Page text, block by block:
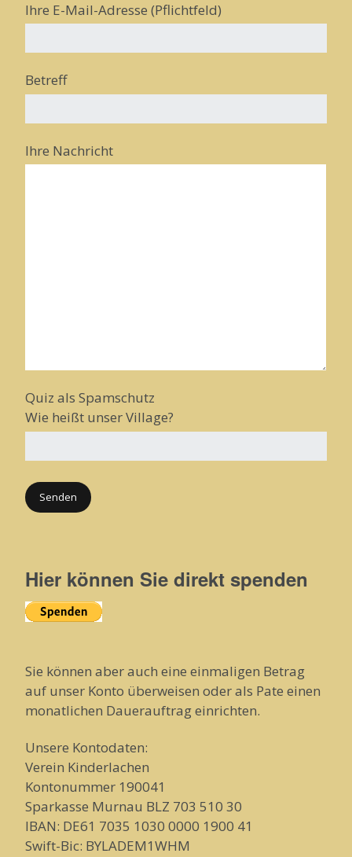
Ihre E-Mail-Adresse (Pflichtfeld)
Betreff
Ihre Nachricht
Quiz als Spamschutz
Wie heißt unser Village?
Hier können Sie direkt spenden
Sie können aber auch eine einmaligen Betrag
auf unser Konto überweisen oder als Pate einen
monatlichen Dauerauftrag einrichten.
Unsere Kontodaten:
Verein Kinderlachen
Kontonummer 190041
Sparkasse Murnau BLZ 703 510 30
IBAN: DE61 7035 1030 0000 1900 41
Swift-Bic: BYLADEM1WHM